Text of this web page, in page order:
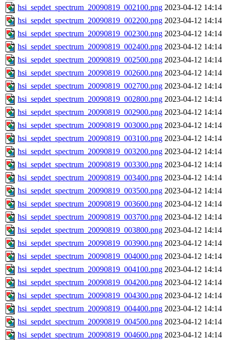
hsi_sepdet_spectrum_20090819_002100.png 2023-04-12 14:14
hsi_sepdet_spectrum_20090819_002200.png 2023-04-12 14:14
hsi_sepdet_spectrum_20090819_002300.png 2023-04-12 14:14
hsi_sepdet_spectrum_20090819_002400.png 2023-04-12 14:14
hsi_sepdet_spectrum_20090819_002500.png 2023-04-12 14:14
hsi_sepdet_spectrum_20090819_002600.png 2023-04-12 14:14
hsi_sepdet_spectrum_20090819_002700.png 2023-04-12 14:14
hsi_sepdet_spectrum_20090819_002800.png 2023-04-12 14:14
hsi_sepdet_spectrum_20090819_002900.png 2023-04-12 14:14
hsi_sepdet_spectrum_20090819_003000.png 2023-04-12 14:14
hsi_sepdet_spectrum_20090819_003100.png 2023-04-12 14:14
hsi_sepdet_spectrum_20090819_003200.png 2023-04-12 14:14
hsi_sepdet_spectrum_20090819_003300.png 2023-04-12 14:14
hsi_sepdet_spectrum_20090819_003400.png 2023-04-12 14:14
hsi_sepdet_spectrum_20090819_003500.png 2023-04-12 14:14
hsi_sepdet_spectrum_20090819_003600.png 2023-04-12 14:14
hsi_sepdet_spectrum_20090819_003700.png 2023-04-12 14:14
hsi_sepdet_spectrum_20090819_003800.png 2023-04-12 14:14
hsi_sepdet_spectrum_20090819_003900.png 2023-04-12 14:14
hsi_sepdet_spectrum_20090819_004000.png 2023-04-12 14:14
hsi_sepdet_spectrum_20090819_004100.png 2023-04-12 14:14
hsi_sepdet_spectrum_20090819_004200.png 2023-04-12 14:14
hsi_sepdet_spectrum_20090819_004300.png 2023-04-12 14:14
hsi_sepdet_spectrum_20090819_004400.png 2023-04-12 14:14
hsi_sepdet_spectrum_20090819_004500.png 2023-04-12 14:14
hsi_sepdet_spectrum_20090819_004600.png 2023-04-12 14:14